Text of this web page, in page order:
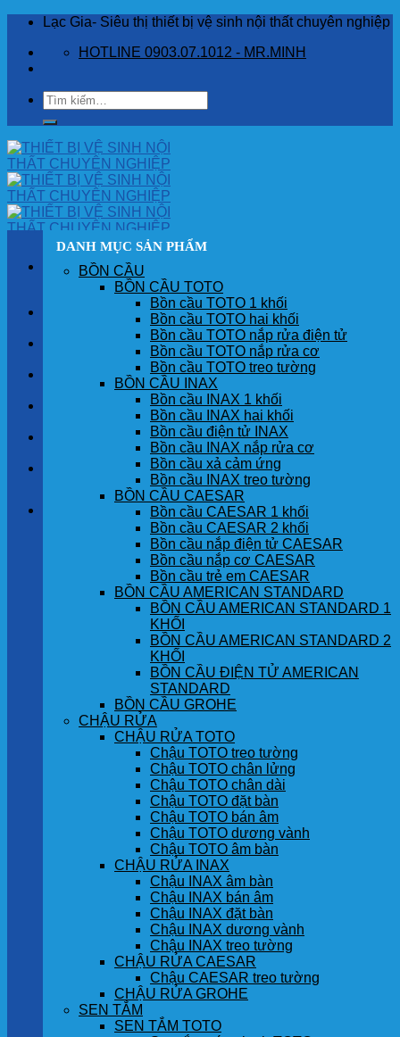
Skip
content
Lạc Gia- Siêu thị thiết bị vệ sinh nội thất chuyên nghiệp
HOTLINE 0903.07.1012 - MR.MINH
Tìm
kiếm:
SẢN PHẨM
GÓC KHÁCH HÀNG
Chưa có sản phẩm trong giỏ hàng.
DANH MỤC SẢN PHẨM
BỒN CẦU
BỒN CẦU TOTO
Bồn cầu TOTO 1 khối
Bồn cầu TOTO hai khối
Bồn cầu TOTO nắp rửa điện tử
Bồn cầu TOTO nắp rửa cơ
Bồn cầu TOTO treo tường
BỒN CẦU INAX
Bồn cầu INAX 1 khối
Bồn cầu INAX hai khối
Bồn cầu điện tử INAX
Bồn cầu INAX nắp rửa cơ
Bồn cầu xả cảm ứng
Bồn cầu INAX treo tường
BỒN CẦU CAESAR
Bồn cầu CAESAR 1 khối
Bồn cầu CAESAR 2 khối
Bồn cầu nắp điện tử CAESAR
Bồn cầu nắp cơ CAESAR
Bồn cầu trẻ em CAESAR
BỒN CẦU AMERICAN STANDARD
BỒN CẦU AMERICAN STANDARD 1
KHỐI
BỒN CẦU AMERICAN STANDARD 2
KHỐI
BỒN CẦU ĐIỆN TỬ AMERICAN
STANDARD
BỒN CẦU GROHE
CHẬU RỬA
CHẬU RỬA TOTO
Chậu TOTO treo tường
Chậu TOTO chân lửng
Chậu TOTO chân dài
Chậu TOTO đặt bàn
Chậu TOTO bán âm
Chậu TOTO dương vành
Chậu TOTO âm bàn
CHẬU RỬA INAX
Chậu INAX âm bàn
Chậu INAX bán âm
Chậu INAX đặt bàn
Chậu INAX dương vành
Chậu INAX treo tường
CHẬU RỬA CAESAR
Chậu CAESAR treo tường
CHẬU RỬA GROHE
SEN TẮM
SEN TẮM TOTO